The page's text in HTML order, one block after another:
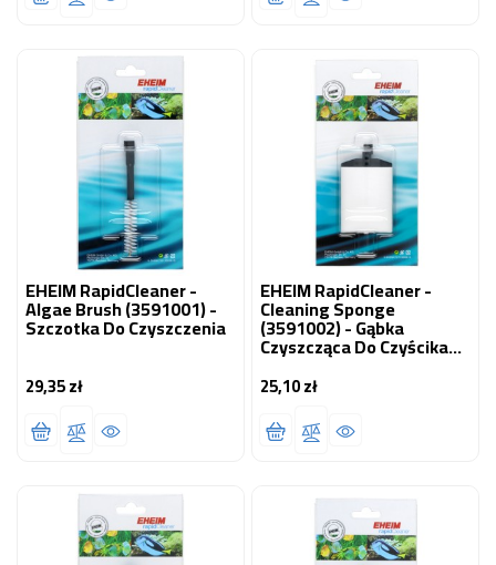
EHEIM RapidCleaner -
Algae Brush (3591001) -
Szczotka Do Czyszczenia
29,35 złCena
EHEIM RapidCleaner -
Cleaning Sponge
(3591002) - Gąbka
Czyszcząca Do Czyścika
Rapidcleaner
25,10 złCena